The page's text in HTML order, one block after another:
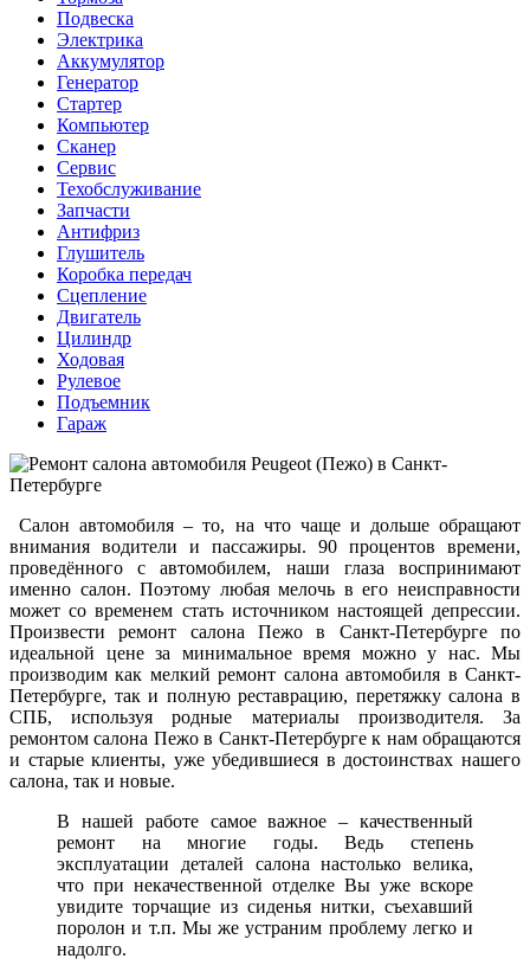
Подвеска
Электрика
Аккумулятор
Генератор
Стартер
Компьютер
Сканер
Сервис
Техобслуживание
Запчасти
Антифриз
Глушитель
Коробка передач
Сцепление
Двигатель
Цилиндр
Ходовая
Рулевое
Подъемник
Гараж
Салон автомобиля – то, на что чаще и дольше обращают
внимания водители и пассажиры. 90 процентов времени,
проведённого с автомобилем, наши глаза воспринимают
именно салон. Поэтому любая мелочь в его неисправности
может со временем стать источником настоящей депрессии.
Произвести ремонт салона Пежо в Санкт-Петербурге по
идеальной цене за минимальное время можно у нас. Мы
производим как мелкий ремонт салона автомобиля в Санкт-
Петербурге, так и полную реставрацию, перетяжку салона в
СПБ, используя родные материалы производителя. За
ремонтом салона Пежо в Санкт-Петербурге к нам обращаются
и старые клиенты, уже убедившиеся в достоинствах нашего
салона, так и новые.
В нашей работе самое важное – качественный
ремонт на многие годы. Ведь степень
эксплуатации деталей салона настолько велика,
что при некачественной отделке Вы уже вскоре
увидите торчащие из сиденья нитки, съехавший
поролон и т.п. Мы же устраним проблему легко и
надолго.